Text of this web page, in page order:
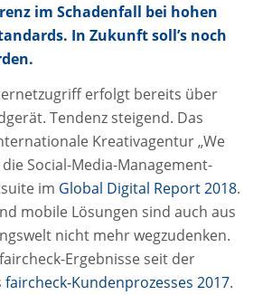
im Schadenfall bei hohen
In Zukunft soll’s noch
erfolgt bereits über
Tendenz steigend. Das
Kreativagentur „We
Social-Media-Management-
im Global Digital Report 2018.
mobile Lösungen sind auch aus
nicht mehr wegzudenken.
Ergebnisse seit der
faircheck-Kundenprozesses 2017.